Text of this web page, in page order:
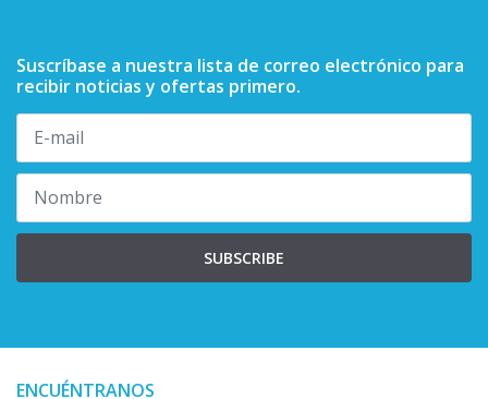
Suscríbase a nuestra lista de correo electrónico para
recibir noticias y ofertas primero.
SUBSCRIBE
ENCUÉNTRANOS